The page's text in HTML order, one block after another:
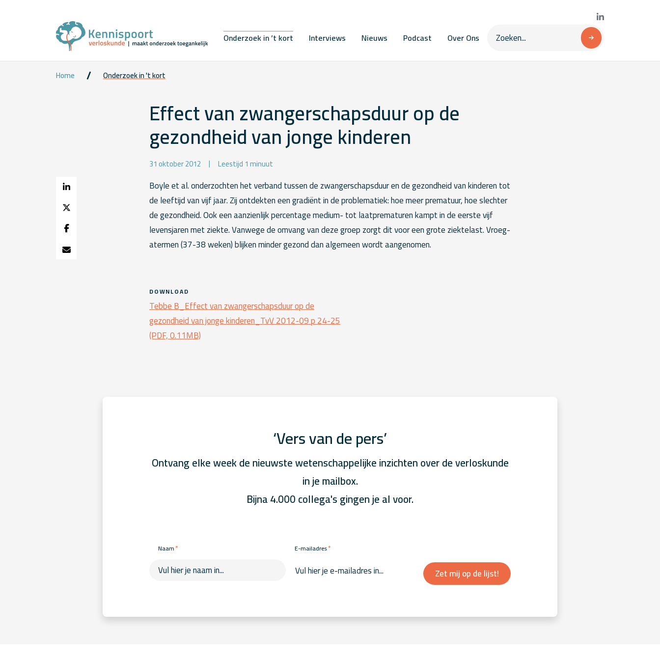
Onderzoek in ’t kort Interviews Nieuws Podcast Over Ons
Home Onderzoek in 't kort
Effect van zwangerschapsduur op de
gezondheid van jonge kinderen
31 oktober 2012 Leestijd 1 minuut
Boyle et al. onderzochten het verband tussen de zwangerschapsduur en de gezondheid van kinderen tot
de leeftijd van vijf jaar. Zij ontdekten een gradiënt in de problematiek: hoe meer prematuur, hoe slechter
de gezondheid. Ook een aanzienlijk percentage medium- tot laatprematuren kampt in de eerste vijf
levensjaren met ziekte. Vanwege de omvang van deze groep zorgt dit voor een grote ziektelast. Vroeg-
atermen (37-38 weken) blijken minder gezond dan algemeen wordt aangenomen.
DOWNLOAD
Tebbe B_Effect van zwangerschapsduur op de
gezondheid van jonge kinderen_TvV 2012-09 p 24-25
(PDF, 0.11MB)
‘Vers van de pers’
Ontvang elke week de nieuwste wetenschappelijke inzichten over de verloskunde
in je mailbox.
Bijna 4.000 collega's gingen je al voor.
Naam* E-mailadres*
Zet mij op de lijst!